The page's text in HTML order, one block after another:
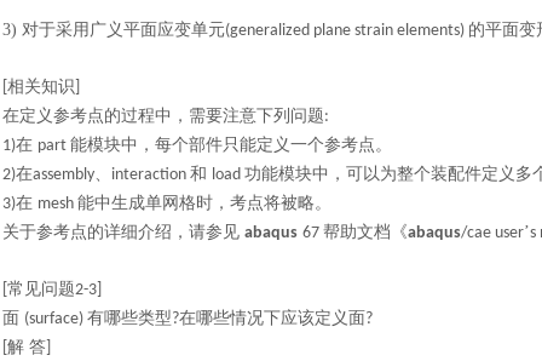
3) 对于采用广义平面应变单元(generalized plane strain elements) 的平面变
相关知识
在定义参考点的过程中，需要注意下列问题:
1)在 part 能模块中，每个部件只能定义一个参考点。
2)在assembly、 interaction 和 load 功能模块中，可以为整个装配件定义
3)在 mesh 能中生成单网格时，考点将被略。
关于参考点的详细介绍，请参见 abaqus 67 帮助文档《abaqus/cae user’s
常见问题2-3]
面 (surface) 有哪些类型?在哪些情况下应该定义面?
解 答